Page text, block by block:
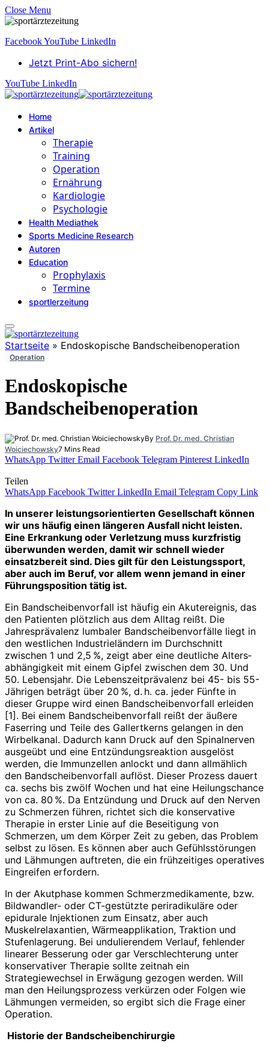
Close Menu
FacebookYouTube LinkedIn
Jetzt Print-Abo sichern!
YouTube LinkedIn
Home
Artikel
Therapie
Training
Operation
Ernährung
Kardiologie
Psychologie
Health Mediathek
Sports Medicine Research
Autoren
Education
Prophylaxis
Termine
sportlerzeitung
Startseite » Endoskopische Bandscheibenoperation
Operation
Endoskopische
Bandscheibenoperation
By Prof. Dr. med. Christian
Woiciechowsky7 Mins Read
WhatsApp Twitter Email Facebook Telegram Pinterest LinkedIn
Teilen
WhatsApp Facebook Twitter LinkedIn Email Telegram Copy Link
In unserer leistungsorientierten Gesellschaft können
wir uns häufig einen längeren Ausfall nicht leisten.
Eine Erkrankung oder Verletzung muss kurzfristig
überwunden werden, damit wir schnell wieder
einsatz­bereit sind. Dies gilt für den Leistungssport,
aber auch im Beruf, vor allem wenn jemand in einer
Führungsposition tätig ist.
Ein Bandscheibenvorfall ist häufig ein Akut­ereignis, das
den Patienten plötzlich aus dem Alltag reißt. Die
Jahresprävalenz lumbaler Bandscheibenvorfälle liegt in
den westlichen Industrieländern im Durchschnitt
zwischen 1 und 2,5 %, zeigt aber eine deutliche Alters­
abhängigkeit mit einem Gipfel zwischen dem 30. Und
50. Lebensjahr. Die Lebenszeitprävalenz bei 45- bis 55-
Jährigen beträgt über 20 %, d. h. ca. jeder Fünfte in
dieser Gruppe wird einen Bandscheibenvorfall erleiden
[1]. Bei einem Bandscheibenvorfall reißt der äußere
Faserring und Teile des Gallertkerns gelangen in den
Wirbelkanal. Dadurch kann Druck auf den Spinalnerven
ausgeübt und eine Entzündungsreaktion ausgelöst
werden, die Immunzellen anlockt und dann allmählich
den Bandscheibenvorfall auflöst. Dieser Prozess dauert
ca. sechs bis zwölf Wochen und hat eine Heilungschance
von ca. 80 %. Da Entzündung und Druck auf den Nerven
zu Schmerzen führen, richtet sich die konservative
Therapie in erster Linie auf die Beseitigung von
Schmerzen, um dem Körper Zeit zu geben, das Problem
selbst zu lösen. Es können aber auch Gefühlsstörungen
und Lähmungen auftreten, die ein frühzeitiges operatives
Eingreifen erfordern.
In der Akutphase kommen Schmerzmedikamente, bzw.
Bildwandler- oder CT-gestützte periradikuläre oder
epidurale Injektionen zum Einsatz, aber auch
Muskelrelaxantien, Wärmeapplikation, Traktion und
Stufenlagerung. Bei undulierendem Verlauf, fehlender
linearer Besserung oder gar Verschlechterung unter
konservativer Therapie sollte zeitnah ein
Strategiewechsel in Erwägung gezogen werden. Will
man den Heilungsprozess verkürzen oder Folgen wie
Lähmungen vermeiden, so ergibt sich die Frage einer
Operation.
Historie der Bandscheibenchirurgie